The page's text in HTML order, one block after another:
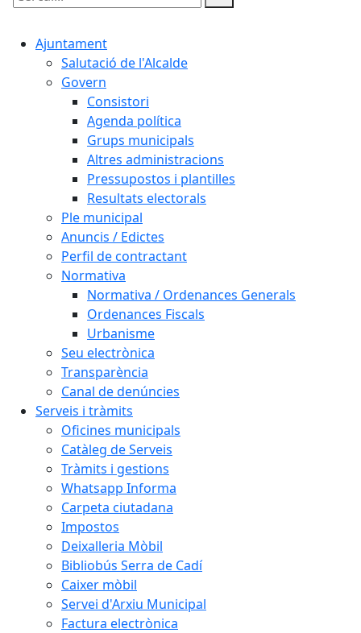
Cercar:
Ajuntament
Salutació de l'Alcalde
Govern
Consistori
Agenda política
Grups municipals
Altres administracions
Pressupostos i plantilles
Resultats electorals
Ple municipal
Anuncis / Edictes
Perfil de contractant
Normativa
Normativa / Ordenances Generals
Ordenances Fiscals
Urbanisme
Seu electrònica
Transparència
Canal de denúncies
Serveis i tràmits
Oficines municipals
Catàleg de Serveis
Tràmits i gestions
Whatsapp Informa
Carpeta ciutadana
Impostos
Deixalleria Mòbil
Bibliobús Serra de Cadí
Caixer mòbil
Servei d'Arxiu Municipal
Factura electrònica